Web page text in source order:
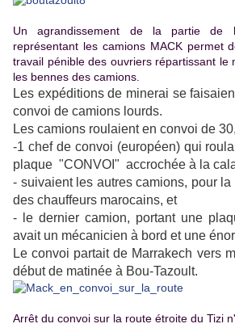
Un agrandissement de la partie de
représentant les camions MACK permet
travail pénible des ouvriers répartissant le
les bennes des camions.
Les expéditions de minerai se
convoi de camions lourds.
Les camions roulaient en convoi de
-1 chef de convoi (européen) qui
plaque "CONVOI" accrochée à la
- suivaient les autres camions, pour
des chauffeurs marocains, et
- le dernier camion, portant une
avait un mécanicien à bord et une
Le convoi partait de Marrakech vers
début de matinée à Bou-Tazoult.
Arrêt du convoi sur la route étroite du Tizi